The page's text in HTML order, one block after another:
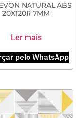
NATURAL ABS
20X120R 7MM
Ler mais
pelo WhatsApp